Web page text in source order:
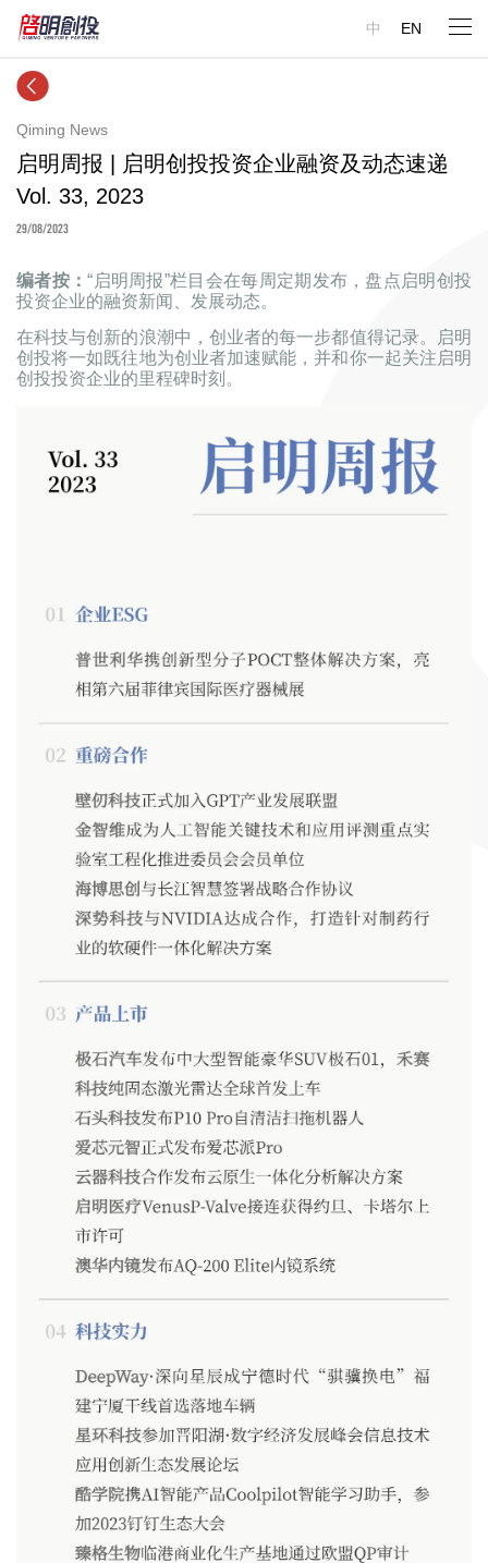
中 EN
Qiming News
启明周报 | 启明创投投资企业融资及动态速递
Vol. 33, 2023
29/08/2023
编者按：“启明周报”栏目会在每周定期发布，盘点启明创投
投资企业的融资新闻、发展动态。
在科技与创新的浪潮中，创业者的每一步都值得记录。启明
创投将一如既往地为创业者加速赋能，并和你一起关注启明
创投投资企业的里程碑时刻。